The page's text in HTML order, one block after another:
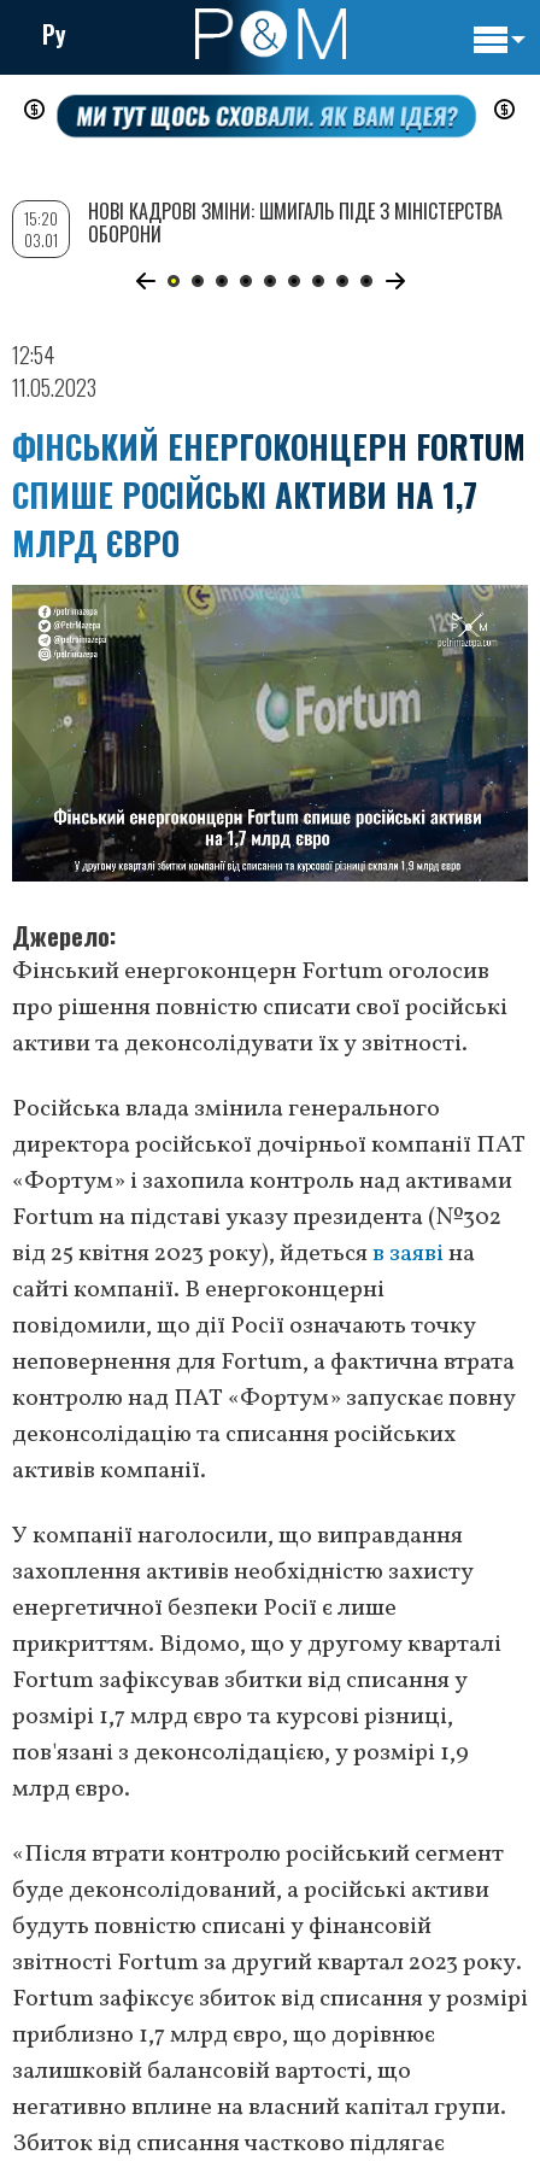
Перейти
до
вмісту
Ру
12:54
11.05.2023
ФІНСЬКИЙ ЕНЕРГОКОНЦЕРН FORTUM
СПИШЕ РОСІЙСЬКІ АКТИВИ НА 1,7
МЛРД ЄВРО
Джерело
Фінський енергоконцерн Fortum оголосив
про рішення повністю списати свої російські
активи та деконсолідувати їх у звітності.
Російська влада змінила генерального
директора російської дочірньої компанії ПАТ
«Фортум» і захопила контроль над активами
Fortum на підставі указу президента (№302
від 25 квітня 2023 року), йдетьсяв заявіна
сайті компанії. В енергоконцерні
повідомили, що дії Росії означають точку
неповернення для Fortum, а фактична втрата
контролю над ПАТ «Фортум» запускає повну
деконсолідацію та списання російських
активів компанії.
У компанії наголосили, що виправдання
захоплення активів необхідністю захисту
енергетичної безпеки Росії є лише
прикриттям. Відомо, що у другому кварталі
Fortum зафіксував збитки від списання у
розмірі 1,7 млрд євро та курсові різниці,
пов'язані з деконсолідацією, у розмірі 1,9
млрд євро.
«Після втрати контролю російський сегмент
буде деконсолідований, а російські активи
будуть повністю списані у фінансовій
звітності Fortum за другий квартал 2023 року.
Fortum зафіксує збиток від списання у розмірі
приблизно 1,7 млрд євро, що дорівнює
залишковій балансовій вартості, що
негативно вплине на власний капітал групи.
Збиток від списання частково підлягає
15:20
03.01
НОВІ КАДРОВІ ЗМІНИ: ШМИГАЛЬ ПІДЕ З МІНІСТЕРСТВА
ОБОРОНИ